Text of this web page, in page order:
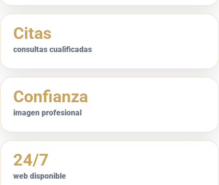
Citas
consultas cualificadas
Confianza
imagen profesional
24/7
web disponible